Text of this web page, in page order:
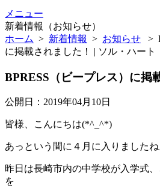
メニュー
新着情報（お知らせ）
ホーム > 新着情報 > お知らせ >
に掲載されました！ | ソル・ハート
BPRESS（ビープレス）に掲
公開日：2019年04月10日
皆様、こんにちは(*^_^*)
あっという間に４月に入りましたね
昨日は長崎市内の中学校が入学式
を